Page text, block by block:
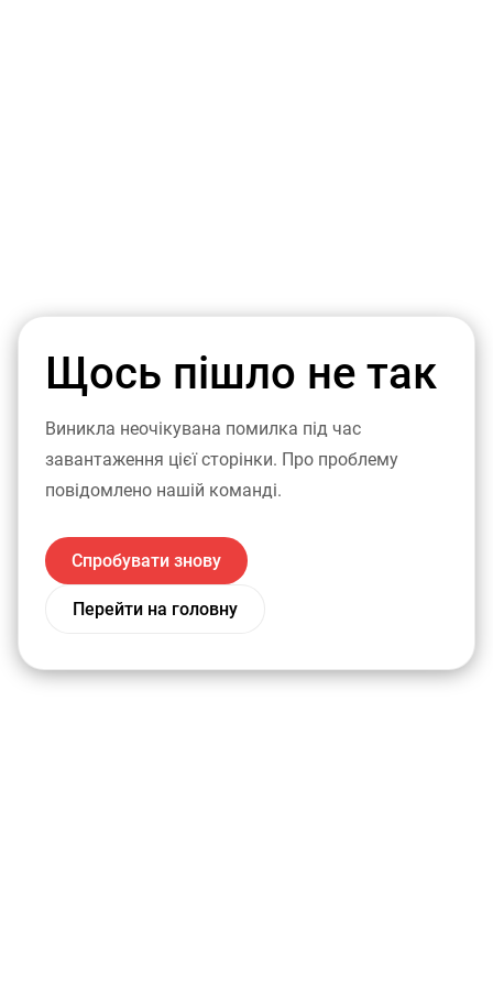
Щось пішло не так
Виникла неочікувана помилка під час
завантаження цієї сторінки. Про проблему
повідомлено нашій команді.
Спробувати знову
Перейти на головну